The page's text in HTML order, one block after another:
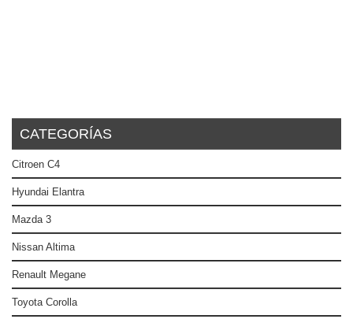
CATEGORÍAS
Citroen C4
Hyundai Elantra
Mazda 3
Nissan Altima
Renault Megane
Toyota Corolla